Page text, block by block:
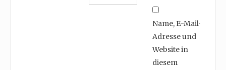
Name, E-Mail-
Adresse und
Website in
diesem